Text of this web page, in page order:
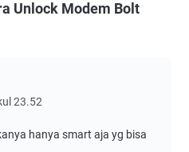
Unlock Modem Bolt
23.52
hanya smart aja yg bisa